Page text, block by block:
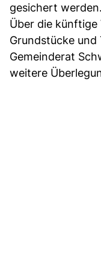
gesichert werden.
Über die
Grundstücke
Gemeinderat
weitere